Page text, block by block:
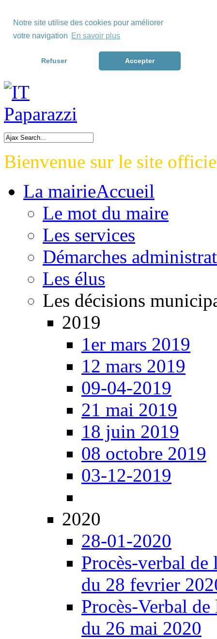
Notre site utilise des cookies pour améliorer
votre navigation En savoir plus
Refuser Accepter
Skip to Menu
Skip to Content
Skip to Footer>
Bienvenue sur le site
La mairieAccueil
Le mot du maire
Les services
Démarches
Les élus
Les décisions
2019
1er mars 2019
12 mars 2019
09-04-2019
21 mai 2019
18 juin 2019
08 octobre 2019
03-12-2019
2020
28-01-2020
Procès-verbal
du 28 fevrier
Procès-Verbal
du 26 mai 2020